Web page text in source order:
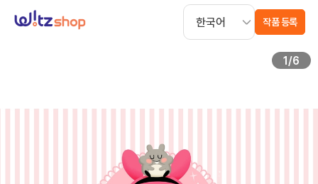
작품 등록
1/6